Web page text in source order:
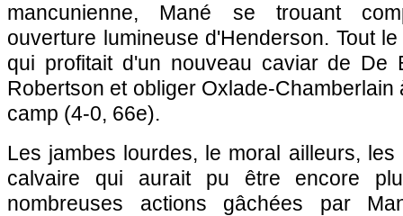
mancunienne, Mané se trouant
ouverture lumineuse d'Henderson. Tout
qui profitait d'un nouveau caviar de De
Robertson et obliger Oxlade-
camp (4-0, 66e).
Les jambes lourdes, le moral ailleurs,
calvaire qui aurait pu être encore
nombreuses actions gâchées par